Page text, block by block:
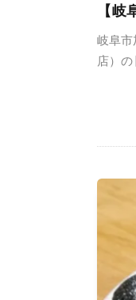
【
岐阜市
店）